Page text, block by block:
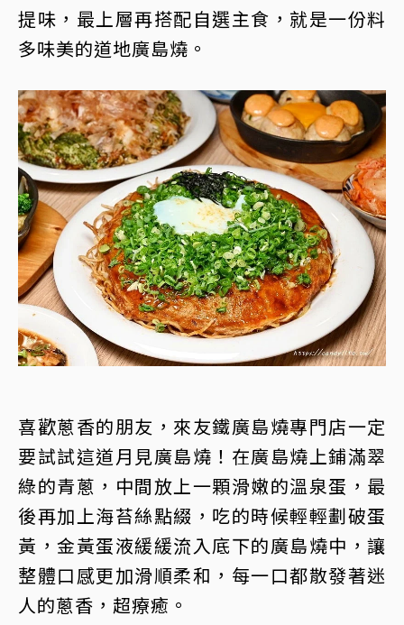
提味，最上層再搭配自選主食，就是一份料
多味美的道地廣島燒。
喜歡蔥香的朋友，來友鐵廣島燒專門店一定
要試試這道月見廣島燒！在廣島燒上鋪滿翠
綠的青蔥，中間放上一顆滑嫩的溫泉蛋，最
後再加上海苔絲點綴，吃的時候輕輕劃破蛋
黃，金黃蛋液緩緩流入底下的廣島燒中，讓
整體口感更加滑順柔和，每一口都散發著迷
人的蔥香，超療癒。